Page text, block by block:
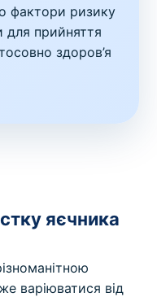
фактори ризику
для прийняття
здоров’я
яєчника
варіюватися від